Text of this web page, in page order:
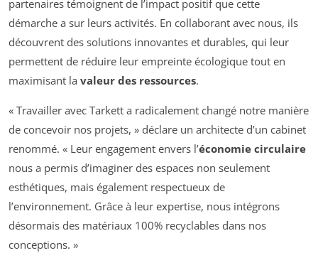
partenaires témoignent de l’impact positif que cette
démarche a sur leurs activités. En collaborant avec nous, ils
découvrent des solutions innovantes et durables, qui leur
permettent de réduire leur empreinte écologique tout en
maximisant la valeur des ressources.
« Travailler avec Tarkett a radicalement changé notre manière
de concevoir nos projets, » déclare un architecte d’un cabinet
renommé. « Leur engagement envers l’économie circulaire
nous a permis d’imaginer des espaces non seulement
esthétiques, mais également respectueux de
l’environnement. Grâce à leur expertise, nous intégrons
désormais des matériaux 100% recyclables dans nos
conceptions. »